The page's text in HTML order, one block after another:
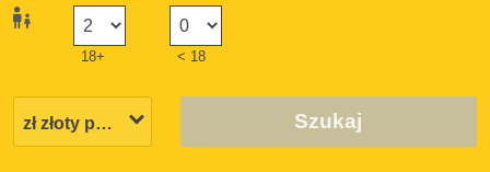
18+ < 18
Szukaj